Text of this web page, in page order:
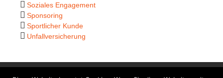
Soziales Engagement
Sponsoring
Sportlicher Kunde
Unfallversicherung